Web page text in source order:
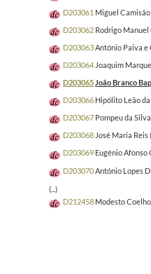
D203061 Miguel
D203062 Rodrigo Manuel
D203063António Paiva e
D203064 Joaquim
D203065 João Branco
D203066 Hipólito Leão da
D203067 Pompeu da
D203068 José Maria Reis
D203069 Eugénio Afonso
D203070António Lopes
(...)
D212458 Modesto